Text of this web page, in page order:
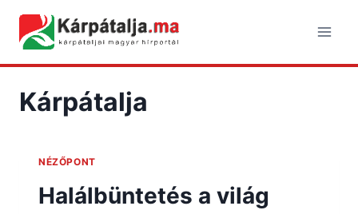
content
Kárpátalja
NÉZŐPONT
Halálbüntetés a világ